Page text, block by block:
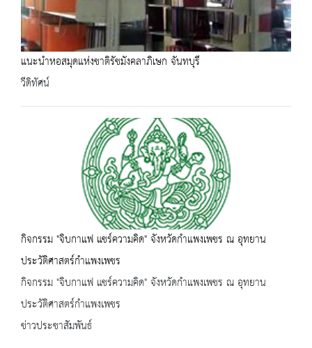
แนะนำหอสมุดแห่งชาติรัชมังคลาภิเษก จันทบุรี
วีดิทัศน์
กิจกรรม "จิบกาแฟ แชร์ความคิด" จังหวัดกำแพงเพชร ณ อุทยาน
ประวัติศาสตร์กำแพงเพชร
กิจกรรม "จิบกาแฟ แชร์ความคิด" จังหวัดกำแพงเพชร ณ อุทยาน
ประวัติศาสตร์กำแพงเพชร
ข่าวประชาสัมพันธ์